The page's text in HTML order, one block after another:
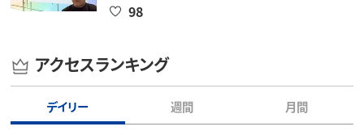
98
アクセスランキング
デイリー 週間 月間